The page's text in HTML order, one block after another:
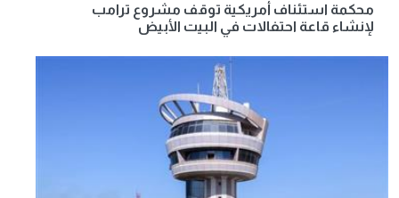
محكمة استئناف أمريكية توقف مشروع ترامب
لإنشاء قاعة احتفالات في البيت الأبيض